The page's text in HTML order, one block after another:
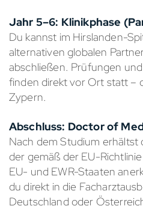
Jahr 5–6: Klinikphase
Du kannst im Hirslanden-
alternativen globalen
abschließen. Prüfungen
finden direkt vor Ort statt –
Zypern.
Abschluss: Doctor of
Nach dem Studium erhältst
der gemäß der EU-
EU- und EWR-Staaten
du direkt in die
Deutschland oder